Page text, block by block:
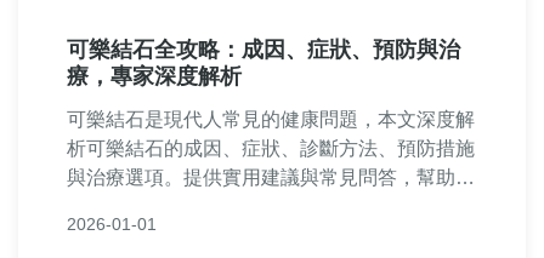
可樂結石全攻略：成因、症狀、預防與治
療，專家深度解析
可樂結石是現代人常見的健康問題，本文深度解
析可樂結石的成因、症狀、診斷方法、預防措施
與治療選項。提供實用建議與常見問答，幫助你
於醫學知識與真實案例，適合所有關心飲料健康
2026-01-01